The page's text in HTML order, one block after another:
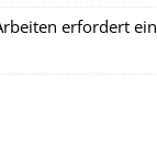
erfordert ein